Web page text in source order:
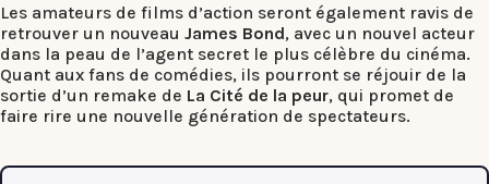
Les amateurs de films d’action seront également ravis de
retrouver un nouveau James Bond, avec un nouvel acteur
dans la peau de l’agent secret le plus célèbre du cinéma.
Quant aux fans de comédies, ils pourront se réjouir de la
sortie d’un remake de La Cité de la peur, qui promet de
faire rire une nouvelle génération de spectateurs.